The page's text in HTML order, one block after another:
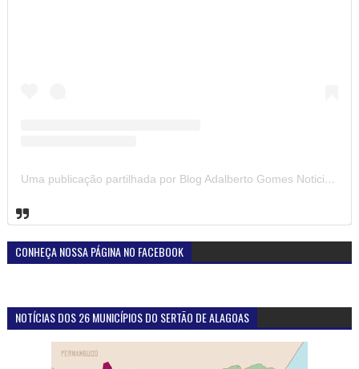
Uma publicação partilhada por Blog Adalberto Gomes Noticias (@blogadalbertogomesnoticiass)
CONHEÇA NOSSA PÁGINA NO FACEBOOK
NOTÍCIAS DOS 26 MUNICÍPIOS DO SERTÃO DE ALAGOAS